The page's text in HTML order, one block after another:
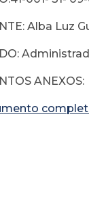
Alba Luz
ANEXOS: